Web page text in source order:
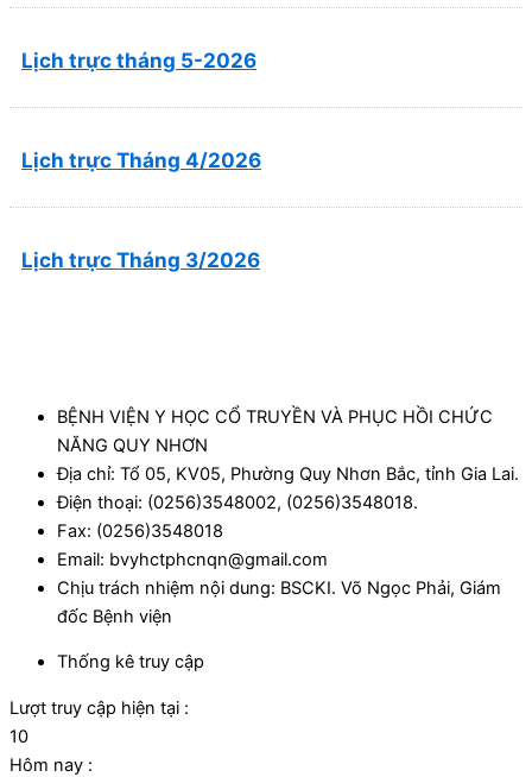
Lịch trực tháng 5-2026
Lịch trực Tháng 4/2026
Lịch trực Tháng 3/2026
BỆNH VIỆN Y HỌC CỔ TRUYỀN VÀ PHỤC HỒI CHỨC
NĂNG QUY NHƠN
Địa chỉ: Tổ 05, KV05, Phường Quy Nhơn Bắc, tỉnh Gia Lai.
Điện thoại: (0256)3548002, (0256)3548018.
Fax: (0256)3548018
Email: bvyhctphcnqn@gmail.com
Chịu trách nhiệm nội dung: BSCKI. Võ Ngọc Phải, Giám
đốc Bệnh viện
Thống kê truy cập
Lượt truy cập hiện tại :
10
Hôm nay :